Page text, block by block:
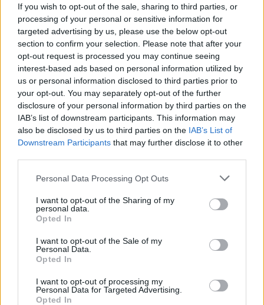
If you wish to opt-out of the sale, sharing to third parties, or
processing of your personal or sensitive information for
targeted advertising by us, please use the below opt-out
section to confirm your selection. Please note that after your
opt-out request is processed you may continue seeing
interest-based ads based on personal information utilized by
us or personal information disclosed to third parties prior to
your opt-out. You may separately opt-out of the further
disclosure of your personal information by third parties on the
IAB’s list of downstream participants. This information may
also be disclosed by us to third parties on the IAB’s List of
Downstream Participants that may further disclose it to other
Personal Data Processing Opt Outs
I want to opt-out of the Sharing of my
personal data.
Opted In
I want to opt-out of the Sale of my
Personal Data.
Opted In
I want to opt-out of processing my
Personal Data for Targeted Advertising.
Opted In
Stadium, casa degli juventini. Il format della sfida e' stato
mutuato da Madrid, che ogni anno mette di fronte i tifosi di
Real e Atletico prima del derby.
VAI ALLA VERSIONE CLASSICA